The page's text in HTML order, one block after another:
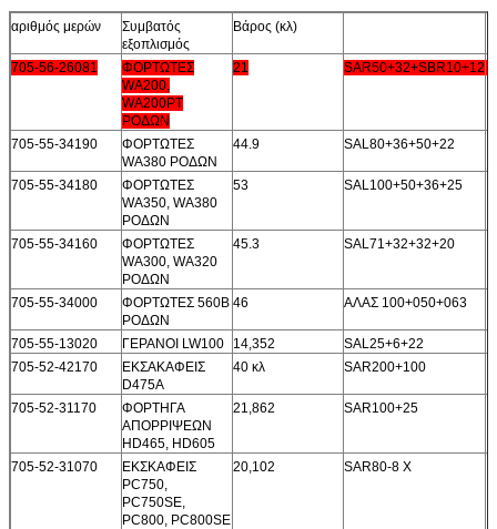
αριθμός μερών
Συμβατός
εξοπλισμός
Βάρος (κλ)
705-56-26081
ΦΟΡΤΩΤΕΣ
WA200,
WA200PT
ΡΟΔΩΝ
21 SAR50+32+SBR10+12
705-55-34190
ΦΟΡΤΩΤΕΣ
WA380 ΡΟΔΩΝ
44.9 SAL80+36+50+22
705-55-34180
ΦΟΡΤΩΤΕΣ
WA350, WA380
ΡΟΔΩΝ
53 SAL100+50+36+25
705-55-34160
ΦΟΡΤΩΤΕΣ
WA300, WA320
ΡΟΔΩΝ
45.3 SAL71+32+32+20
705-55-34000
ΦΟΡΤΩΤΕΣ 560B
ΡΟΔΩΝ
46 ΑΛΑΣ 100+050+063
705-55-13020 ΓΕΡΑΝΟΙ LW100 14,352
SAL25+6+22
705-52-42170
ΕΚΣΑΚΑΦΕΙΣ
D475A
40 κλ SAR200+100
705-52-31170
ΦΟΡΤΗΓΑ
ΑΠΟΡΡΙΨΕΩΝ
HD465, HD605
21,862 SAR100+25
705-52-31070
ΕΚΣΚΑΦΕΙΣ
PC750,
PC750SE,
PC800, PC800SE
20,102 SAR80-8 Χ